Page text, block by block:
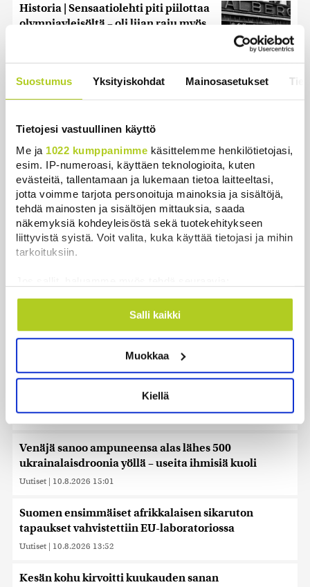
Suostumus Yksityiskohdat Mainosasetukset
Tietojesi vastuullinen käyttö
Me ja 1022 kumppanimme käsittelemme henkilötietojasi,
esim. IP-numeroasi, käyttäen teknologioita, kuten
evästeitä, tallentamaan ja lukemaan tietoa laitteeltasi,
jotta voimme tarjota personoituja mainoksia ja sisältöjä,
tehdä mainosten ja sisältöjen mittauksia, saada
näkemyksiä kohdeyleisöstä sekä tuotekehitykseen
liittyvistä syistä. Voit valita, kuka käyttää tietojasi ja mihin
tarkoituksiin.
Kerätä tietoja maantieteellisestä sijainnistasi,
mahdollisesti muutaman metrin tarkkuudella
ominaispiirteitä aktiivisesti (sormenjäljen
Lue lisää siitä, miten henkilötietojasi käsitellään ja miten
suostumustasi tai peruuttaa sen milloin vain
evästeilmoituksessa.
Käytämme evästeitä tarjoamamme sisällön ja mainosten
räätälöimiseen, sosiaalisen median ominaisuuksien
jaamme sosiaalisen median, mainosalan ja analytiikka-
sivustoamme. Kumppanimme voivat yhdistää näitä
tietoja muihin tietoihin, joita olet antanut heille tai joita on
kerätty, kun olet käyttänyt heidän palvelujaan. Tietoja
Salli kaikki
Muokkaa
Kiellä
Historia | Sensaatiolehti piti piilottaa
olympiayleisöltä – oli liian raju myös
Suomessa näkyy keskiviikkona
osittainen auringonpimennys
Reuters: Ukraina on tuhonnut yli
miljoona neliömetriä Wildberriesin
varastotilaa
Uutiset | 7.8.2026 21:55
Uusimmat
Stora Enso aloittaa muutosneuvottelut Uimaharjun
tehtailla – 35 työpaikkaa uhattuna
Kansanedustaja järkyttyi Tuusulan tapauksesta –
muistelee omaa takaa-ajotilannettaan
Uutiset | 10.8.2026 15:28
Venäjä sanoo ampuneensa alas lähes 500
ukrainalaisdroonia yöllä – useita ihmisiä kuoli
Uutiset | 10.8.2026 15:01
Suomen ensimmäiset afrikkalaisen sikaruton
tapaukset vahvistettiin EU-laboratoriossa
Uutiset | 10.8.2026 13:52
Kesän kohu kirvoitti kuukauden sanan